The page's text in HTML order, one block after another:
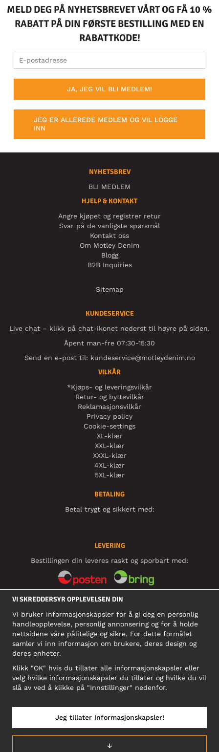
MELD DEG PÅ NYHETSBREVET VÅRT OG FÅ 10 %
RABATT PÅ DIN FØRSTE BESTILLING MED EN
RABATTKODE!
JA, JEG VIL BLI MEDLEM!
JEG ER ALLEREDE MEDLEM OG VIL LOGGE
INN
NYHETSBREV
BLI MEDLEM
HJELP & KONTAKT
Angre kjøpet og registrer retur
Svar på de vanligste spørsmål
Kontakt oss
Om Motley Denim
Blogg
B2B Inquiries
Sitemap
KUNDESERVICE
Live chat – klikk på chat-ikonet nederst til høyre på siden.
Åpent man-fre 07:30-15:30
Send en e-post til: kundeservice@motleydenim.no
VILKÅR
*Kjøps- og leveringsvilkår
Retur- og byttevilkår
Reklamasjonsvilkår
Privacy policy
Cookie-settings
XL-klær
XXL-klær
XXXL-klær
4XL-klær
5XL-klær
BETALING
Betal trygt og sikkert med:
LEVERING
Bestillingen din leveres raskt og sporbart med:
SOSIALE MEDIER
BEDRIFT
911 891 581 MVA
NB! Ikke bruk denne adressen til å sende produkter i retur!
NORGE/NORSK
VI SKREDDERSYR OPPLEVELSEN DIN
Vi bruker informasjonskapsler for å gi deg en personlig
handleopplevelse, personlig annonsering og for å holde
nettsidene våre pålitelige og sikre. For dette formålet
samler vi inn informasjon om brukere, deres design og
deres enheter.
Klikk "OK" hvis du tillater alle informasjonskapsler eller
velg hvilke informasjonskapsler du tillater og hvilke du vil
slå av ved å klikke på "Innstillinger" nedenfor.
↓
Jeg tillater informasjonskapsler!